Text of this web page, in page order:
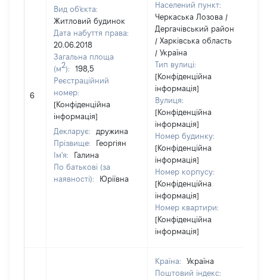
6
Вид об'єкта:
Житловий будинок
Дата набуття права:
20.06.2018
Загальна площа
(м2):
198,5
Реєстраційний
номер:
[Конфіденційна
інформація]
Декларує:
дружина
Прізвище:
Георгіян
Ім'я:
Галина
По батькові (за
наявності):
Юріївна
Населений пункт:
Черкаська Лозова /
Дергачівський район
/ Харківська область
/ Україна
Тип вулиці:
[Конфіденційна
інформація]
Вулиця:
[Конфіденційна
інформація]
Номер будинку:
[Конфіденційна
інформація]
Номер корпусу:
[Конфіденційна
інформація]
Номер квартири:
[Конфіденційна
інформація]
Країна:
Україна
Поштовий індекс: